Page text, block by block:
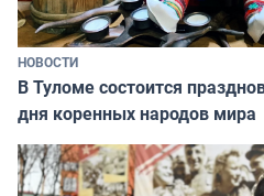
НОВОСТИ
В Туломе состоится
дня коренных народов мира